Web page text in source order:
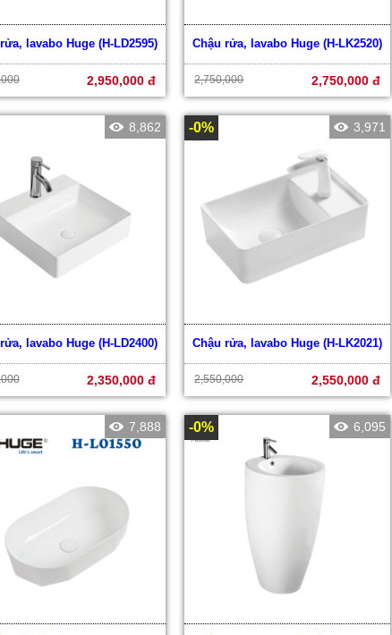
lavabo Huge (H-LD2595)
2,950,000 đ
Chậu rửa, lavabo Huge (H-LK2520)
2,750,000 2,750,000 đ
8,862
lavabo Huge (H-LD2400)
2,350,000 đ
-0% 3,971
Chậu rửa, lavabo Huge (H-LK2021)
2,550,000 2,550,000 đ
7,888 -0% 6,095